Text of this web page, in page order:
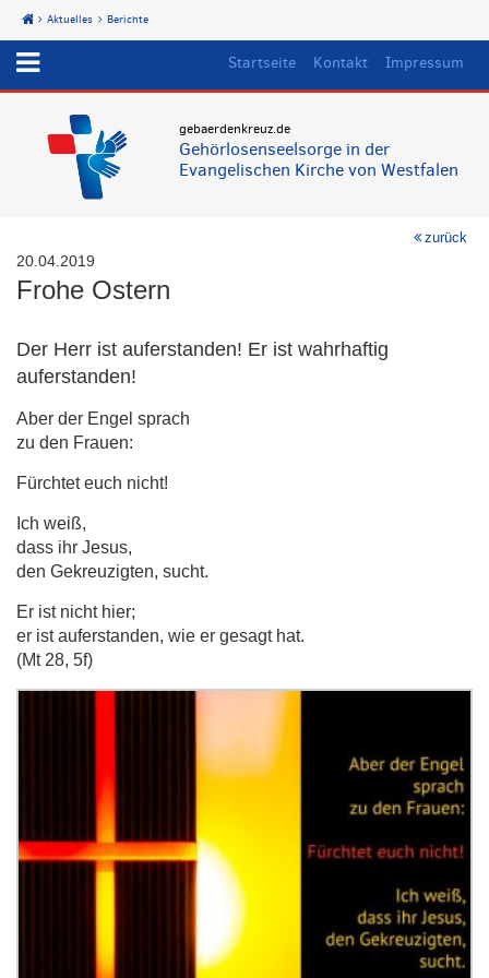
Start
Aktuelles Berichte
Startseite Kontakt Impressum
gebaerdenkreuz.de
Gehörlosenseelsorge in der
Evangelischen Kirche von Westfalen
zurück
20.04.2019
Frohe Ostern
Der Herr ist auferstanden! Er ist wahrhaftig
auferstanden!
Aber der Engel sprach
zu den Frauen:
Fürchtet euch nicht!
Ich weiß,
dass ihr Jesus,
den Gekreuzigten, sucht.
Er ist nicht hier;
er ist auferstanden, wie er gesagt hat.
(Mt 28, 5f)